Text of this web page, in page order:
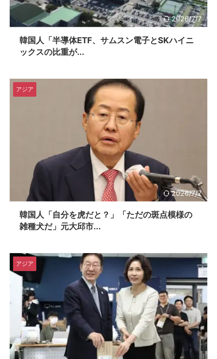
2026/7/7
韓国人「半導体ETF、サムスン電子とSKハイニ
ックスの比重が...
2026/7/7
アジア
韓国人「自分を虎だと？」「ただの斑点模様の
雑種犬だ」元大邱市...
アジア